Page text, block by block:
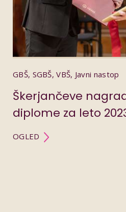
GBŠ, SGBŠ, VBŠ, Javni nastop
Škerjančeve
diplome za leto
OGLED